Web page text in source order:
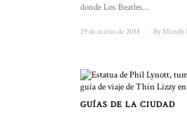
donde Los Beatles...
29 de marzo de 2018 By Mandy
GUÍAS DE LA CIUDAD